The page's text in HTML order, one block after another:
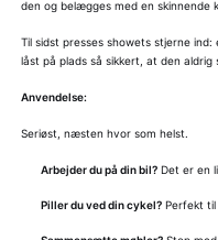
den og belægges med en
Til sidst presses showets stjerne
låst på plads så sikkert, at den
Anvendelse:
Seriøst, næsten hvor som helst.
Arbejder du på din bil? Det er en
Piller du ved din cykel? Perfekt